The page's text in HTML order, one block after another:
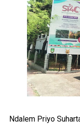
Ndalem Priyo